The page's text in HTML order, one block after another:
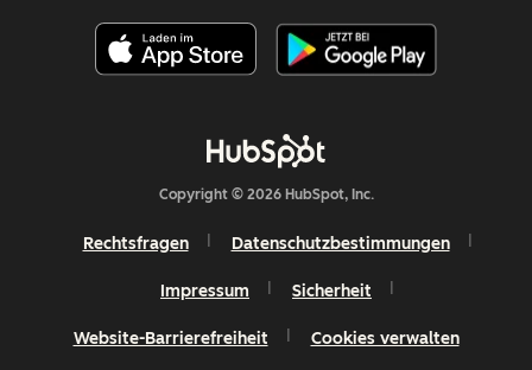
Copyright © 2026 HubSpot, Inc.
Rechtsfragen Datenschutzbestimmungen
Impressum Sicherheit
Website-Barrierefreiheit Cookies verwalten